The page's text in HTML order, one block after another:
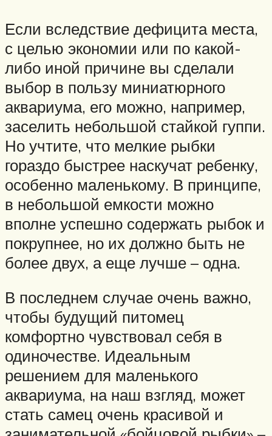
Если вследствие дефицита места,
с целью экономии или по какой-
либо иной причине вы сделали
выбор в пользу миниатюрного
аквариума, его можно, например,
заселить небольшой стайкой гуппи.
Но учтите, что мелкие рыбки
гораздо быстрее наскучат ребенку,
особенно маленькому. В принципе,
в небольшой емкости можно
вполне успешно содержать рыбок и
покрупнее, но их должно быть не
более двух, а еще лучше – одна.
В последнем случае очень важно,
чтобы будущий питомец
комфортно чувствовал себя в
одиночестве. Идеальным
решением для маленького
аквариума, на наш взгляд, может
стать самец очень красивой и